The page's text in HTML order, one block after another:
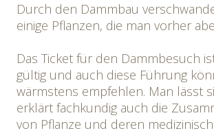
Durch den Dammbau
einige Pflanzen, die man vorher
Das Ticket für den Dammbesuch
gültig und auch diese Führung
wärmstens empfehlen. Man lässt
erklärt fachkundig auch die
von Pflanze und deren